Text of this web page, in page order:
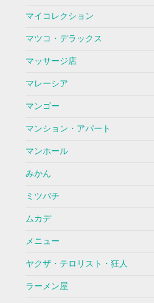
マイコレクション
マツコ・デラックス
マッサージ店
マレーシア
マンゴー
マンション・アパート
マンホール
みかん
ミツバチ
ムカデ
メニュー
ヤクザ・テロリスト・狂人
ラーメン屋